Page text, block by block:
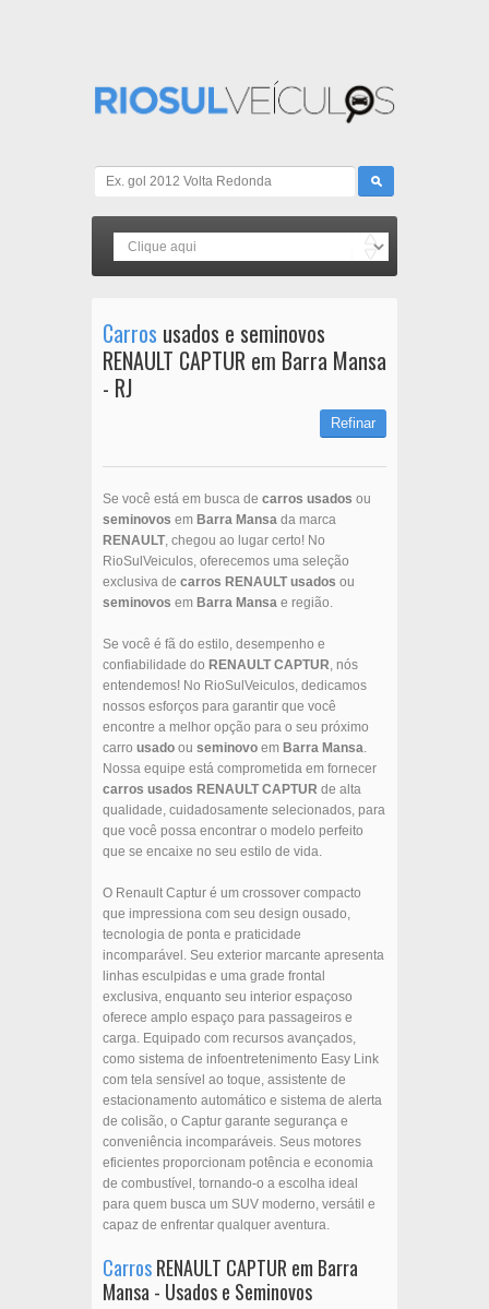
Carros usados e seminovos
RENAULT CAPTUR em Barra Mansa
- RJ
Refinar
Se você está em busca de carros usados ou
seminovos em Barra Mansa da marca
RENAULT, chegou ao lugar certo! No
RioSulVeiculos, oferecemos uma seleção
exclusiva de carros RENAULT usados ou
seminovos em Barra Mansa e região.
Se você é fã do estilo, desempenho e
confiabilidade do RENAULT CAPTUR, nós
entendemos! No RioSulVeiculos, dedicamos
nossos esforços para garantir que você
encontre a melhor opção para o seu próximo
carro usado ou seminovo em Barra Mansa.
Nossa equipe está comprometida em fornecer
carros usados RENAULT CAPTUR de alta
qualidade, cuidadosamente selecionados, para
que você possa encontrar o modelo perfeito
que se encaixe no seu estilo de vida.
O Renault Captur é um crossover compacto
que impressiona com seu design ousado,
tecnologia de ponta e praticidade
incomparável. Seu exterior marcante apresenta
linhas esculpidas e uma grade frontal
exclusiva, enquanto seu interior espaçoso
oferece amplo espaço para passageiros e
carga. Equipado com recursos avançados,
como sistema de infoentretenimento Easy Link
com tela sensível ao toque, assistente de
estacionamento automático e sistema de alerta
de colisão, o Captur garante segurança e
conveniência incomparáveis. Seus motores
eficientes proporcionam potência e economia
de combustível, tornando-o a escolha ideal
para quem busca um SUV moderno, versátil e
capaz de enfrentar qualquer aventura.
CarrosRENAULT CAPTUR em Barra
Mansa - Usados e Seminovos